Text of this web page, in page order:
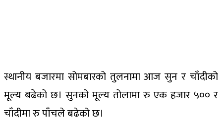
स्थानीय बजारमा सोमबारको तुलनामा आज सुन र चाँदीको
मूल्य बढेको छ। सुनको मूल्य तोलामा रु एक हजार ५०० र
चाँदीमा रु पाँचले बढेको छ।